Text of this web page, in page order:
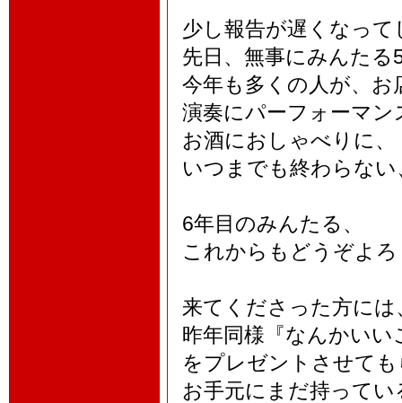
少し報告が遅くなっ
先日、無事にみんた
今年も多くの人が、
演奏にパーフォーマン
お酒におしゃべりに、
いつまでも終わらな
6年目のみんたる、
これからもどうぞよ
来てくださった方には
昨年同様『なんかいい
をプレゼントさせて
お手元にまだ持って